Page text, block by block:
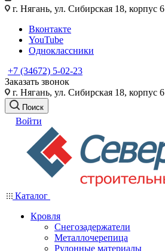
г. Нягань, ул. Сибирская 18, корпус 6
Вконтакте
YouTube
Одноклассники
+7 (34672) 5-02-23
Заказать звонок
г. Нягань, ул. Сибирская 18, корпус 6
Поиск
Войти
Каталог
Кровля
Снегозадержатели
Металлочерепица
Рулонные материалы